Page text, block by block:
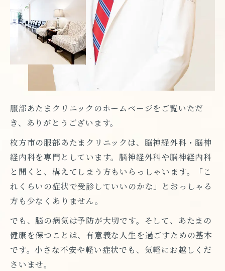
服部あたまクリニックのホームページをご覧いただ
き、ありがとうございます。
枚方市の服部あたまクリニックは、脳神経外科・脳神
経内科を専門としています。脳神経外科や脳神経内科
と聞くと、構えてしまう方もいらっしゃいます。「こ
れくらいの症状で受診していいのかな」とおっしゃる
方も少なくありません。
でも、脳の病気は予防が大切です。そして、あたまの
健康を保つことは、有意義な人生を過ごすための基本
です。小さな不安や軽い症状でも、気軽にお越しくだ
さいませ。